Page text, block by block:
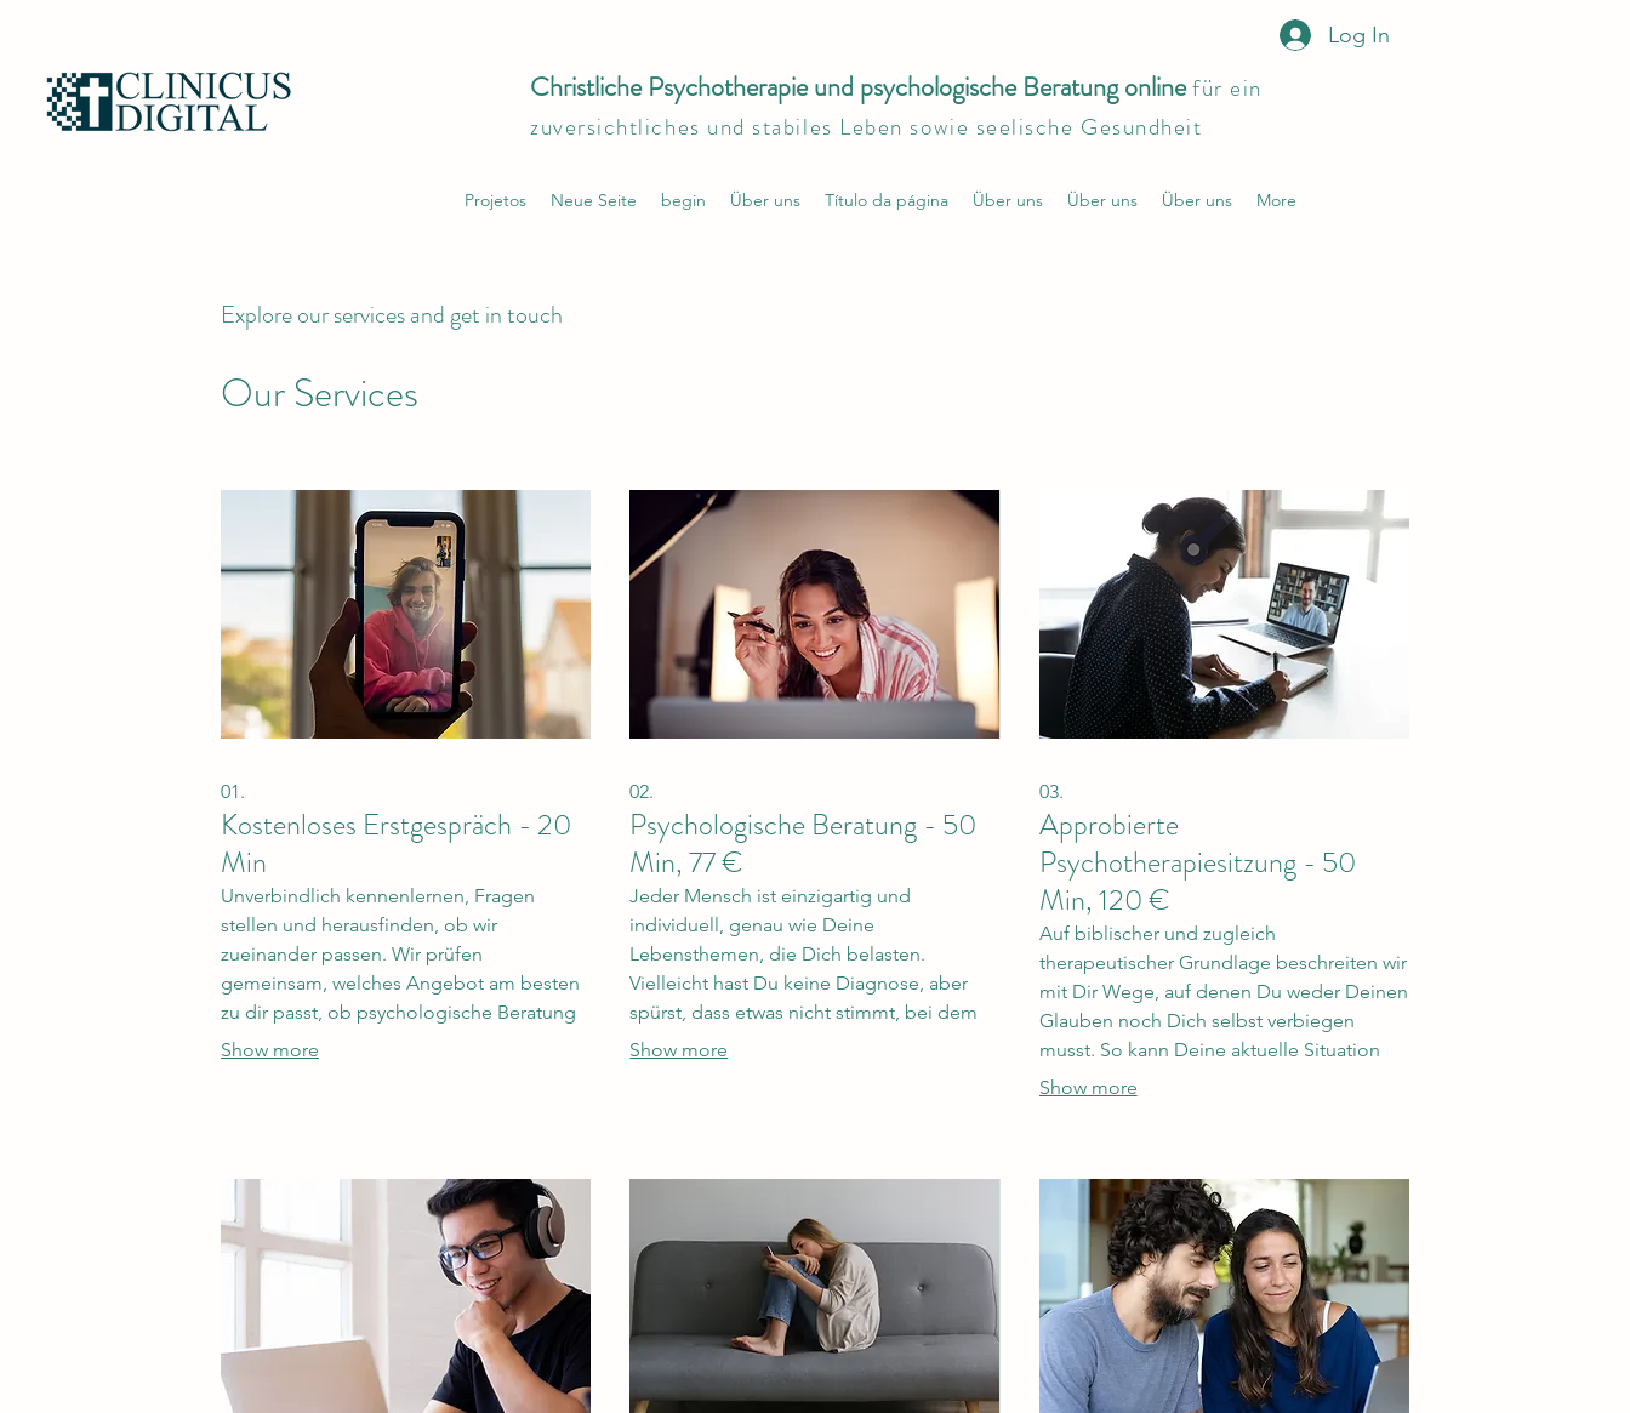
Christliche Psychotherapie und psychologische Beratung onlinefür ein
zuversichtliches und stabiles Leben sowie seelische Gesundheit
Projetos Neue Seite begin Über uns Título da página Über uns Über uns Über uns More
Log In
Explore our services and get in touch
Our Services
01.
Kostenloses Erstgespräch - 20
Min
Unverbindlich kennenlernen, Fragen
stellen und herausfinden, ob wir
zueinander passen. Wir prüfen
gemeinsam, welches Angebot am besten
zu dir passt, ob psychologische Beratung
oder Psychotherapie. Nicht alle Behandler
Show more
02.
Psychologische Beratung - 50
Min, 77 €
Jeder Mensch ist einzigartig und
individuell, genau wie Deine
Lebensthemen, die Dich belasten.
Vielleicht hast Du keine Diagnose, aber
spürst, dass etwas nicht stimmt, bei dem
Du Unterstützung brauchst. In
Show more
03.
Approbierte
Psychotherapiesitzung - 50
Min, 120 €
Auf biblischer und zugleich
therapeutischer Grundlage beschreiten wir
mit Dir Wege, auf denen Du weder Deinen
Glauben noch Dich selbst verbiegen
musst. So kann Deine aktuelle Situation
nachhaltig verbessert und Deine
Show more